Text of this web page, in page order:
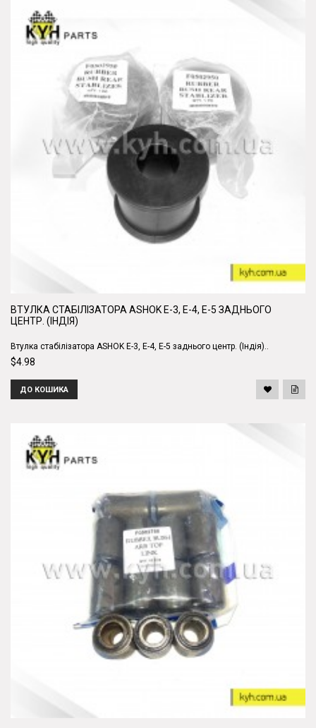
ВТУЛКА СТАБІЛІЗАТОРА ASHOK Е-3, Е-4, Е-5 ЗАДНЬОГО
ЦЕНТР. (ІНДІЯ)
Втулка стабілізатора ASHOK Е-3, Е-4, Е-5 заднього центр. (Індія)..
$4.98
ДО КОШИКА